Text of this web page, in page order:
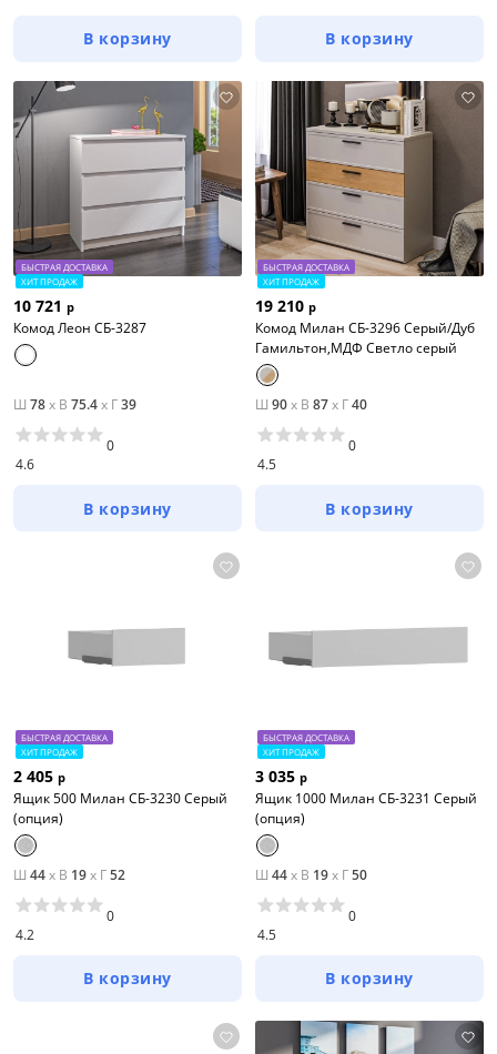
В корзину В корзину
БЫСТРАЯ ДОСТАВКА
ХИТ ПРОДАЖ
10 721 р
Комод Леон СБ-3287
Ш 78x В 75.4x Г39
4.6
0
В корзину
БЫСТРАЯ ДОСТАВКА
ХИТ ПРОДАЖ
19 210 р
Комод Милан СБ-3296 Серый/Дуб
Гамильтон,МДФ Светло серый
Ш 90x В 87x Г40
4.5
0
В корзину
БЫСТРАЯ ДОСТАВКА
ХИТ ПРОДАЖ
2 405 р
Ящик 500 Милан СБ-3230 Серый
(опция)
Ш 44x В 19x Г52
4.2
0
В корзину
БЫСТРАЯ ДОСТАВКА
ХИТ ПРОДАЖ
3 035 р
Ящик 1000 Милан СБ-3231 Серый
(опция)
Ш 44x В 19x Г50
4.5
0
В корзину